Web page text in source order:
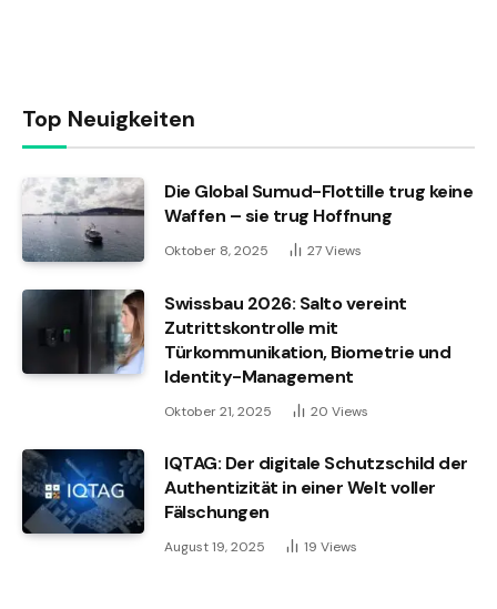
Top Neuigkeiten
Die Global Sumud-Flottille trug keine
Waffen – sie trug Hoffnung
Oktober 8, 2025 27Views
Swissbau 2026: Salto vereint
Zutrittskontrolle mit
Türkommunikation, Biometrie und
Identity-Management
Oktober 21, 2025 20 Views
IQTAG: Der digitale Schutzschild der
Authentizität in einer Welt voller
Fälschungen
August 19, 2025 19 Views